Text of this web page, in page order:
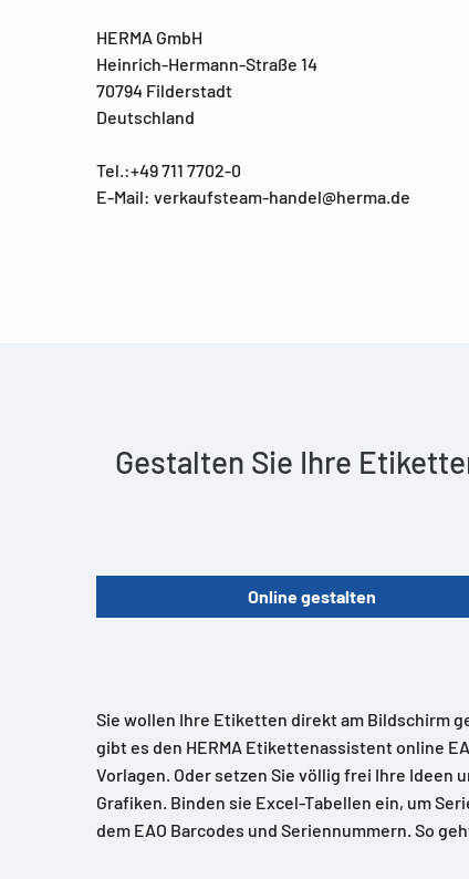
HERMA GmbH
Heinrich-Hermann-Straße 14
70794 Filderstadt
Deutschland
Tel.:+49 711 7702-0
E-Mail: verkaufsteam-handel@herma.de
Gestalten Sie Ihre
Online gestalten
Sie wollen Ihre Etiketten direkt am Bildschirm
gibt es den HERMA Etikettenassistent online
Vorlagen. Oder setzen Sie völlig frei Ihre Ideen
Grafiken. Binden sie Excel-Tabellen ein, um
dem EAO Barcodes und Seriennummern. So